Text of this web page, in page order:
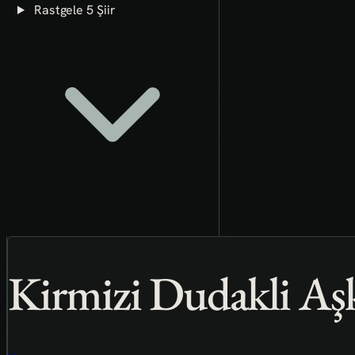
Rastgele 5 Şiir
Kirmizi Dudakli